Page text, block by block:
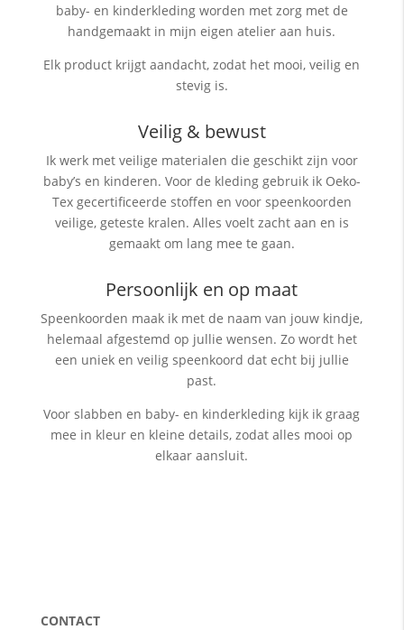
baby- en kinderkleding worden met zorg met de
handgemaakt in mijn eigen atelier aan huis.
Elk product krijgt aandacht, zodat het mooi, veilig en
stevig is.
Veilig & bewust
Ik werk met veilige materialen die geschikt zijn voor
baby’s en kinderen. Voor de kleding gebruik ik Oeko-
Tex gecertificeerde stoffen en voor speenkoorden
veilige, geteste kralen. Alles voelt zacht aan en is
gemaakt om lang mee te gaan.
Persoonlijk en op maat
Speenkoorden maak ik met de naam van jouw kindje,
helemaal afgestemd op jullie wensen. Zo wordt het
een uniek en veilig speenkoord dat echt bij jullie
past.
Voor slabben en baby- en kinderkleding kijk ik graag
mee in kleur en kleine details, zodat alles mooi op
elkaar aansluit.
CONTACT